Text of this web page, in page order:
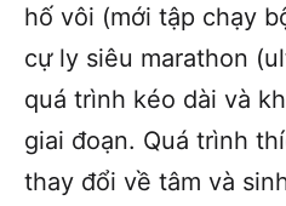
hố vôi (mới tập chạy
cự ly siêu marathon
quá trình kéo dài và
giai đoạn. Quá trình
thay đổi về tâm và